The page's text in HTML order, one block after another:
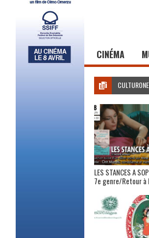
CINÉMA
LES STANCES A
7e genre/Retour à